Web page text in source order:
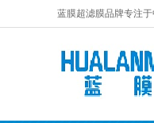
蓝膜超滤膜品牌专注